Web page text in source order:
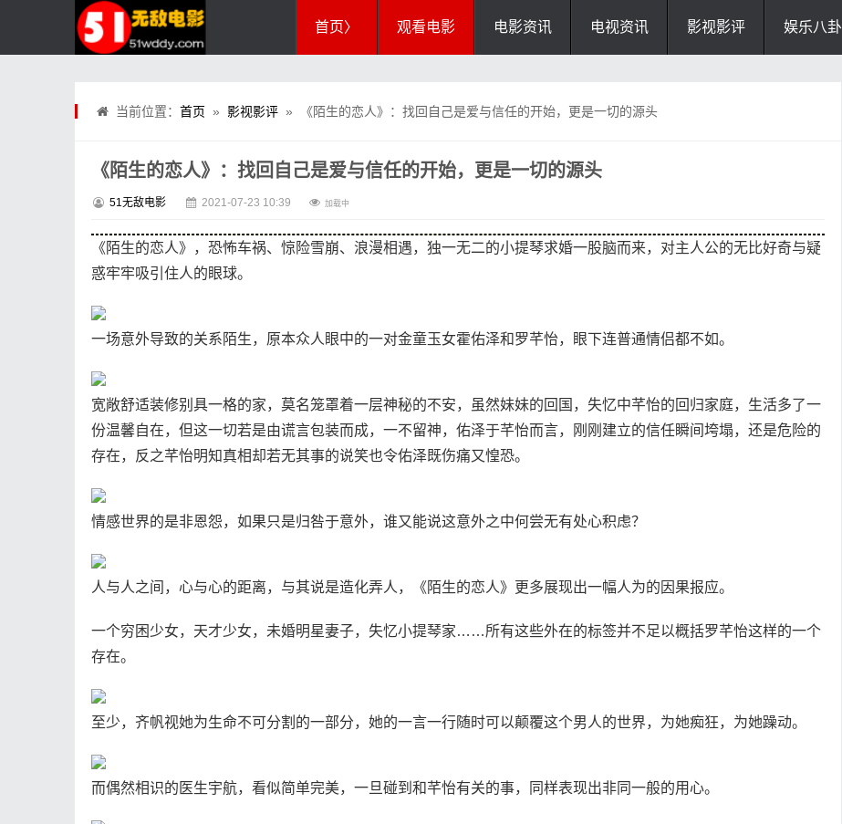
首页〉 观看电影 电影资讯 电视资讯 影视影评 娱乐八卦
当前位置： 首页 » 影视影评» 《陌生的恋人》：找回自己是爱与信任的开始，更是一切的源头
《陌生的恋人》：找回自己是爱与信任的开始，更是一切的源头
51无敌电影 2021-07-23 10:39 加载中
《陌生的恋人》，恐怖车祸、惊险雪崩、浪漫相遇，独一无二的小提琴求婚一股脑而来，对主人公的无比好奇与疑
惑牢牢吸引住人的眼球。
一场意外导致的关系陌生，原本众人眼中的一对金童玉女霍佑泽和罗芊怡，眼下连普通情侣都不如。
宽敞舒适装修别具一格的家，莫名笼罩着一层神秘的不安，虽然妹妹的回国，失忆中芊怡的回归家庭，生活多了一
份温馨自在，但这一切若是由谎言包装而成，一不留神，佑泽于芊怡而言，刚刚建立的信任瞬间垮塌，还是危险的
存在，反之芊怡明知真相却若无其事的说笑也令佑泽既伤痛又惶恐。
情感世界的是非恩怨，如果只是归咎于意外，谁又能说这意外之中何尝无有处心积虑？
人与人之间，心与心的距离，与其说是造化弄人，《陌生的恋人》更多展现出一幅人为的因果报应。
一个穷困少女，天才少女，未婚明星妻子，失忆小提琴家……所有这些外在的标签并不足以概括罗芊怡这样的一个
存在。
至少，齐帆视她为生命不可分割的一部分，她的一言一行随时可以颠覆这个男人的世界，为她痴狂，为她躁动。
而偶然相识的医生宇航，看似简单完美，一旦碰到和芊怡有关的事，同样表现出非同一般的用心。